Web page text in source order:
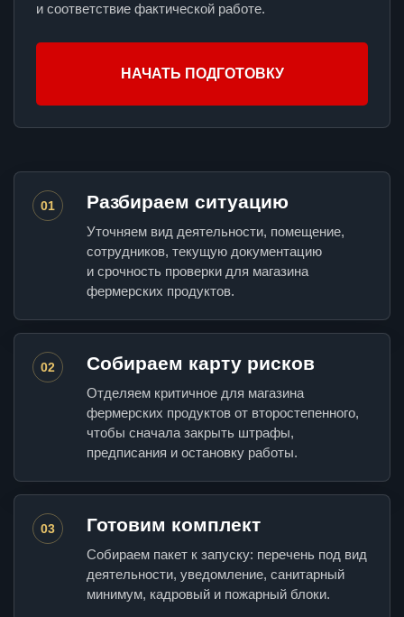
и соответствие фактической работе.
НАЧАТЬ ПОДГОТОВКУ
01 Разбираем ситуацию
Уточняем вид деятельности, помещение,
сотрудников, текущую документацию
и срочность проверки для магазина
фермерских продуктов.
02 Собираем карту рисков
Отделяем критичное для магазина
фермерских продуктов от второстепенного,
чтобы сначала закрыть штрафы,
предписания и остановку работы.
03 Готовим комплект
Собираем пакет к запуску: перечень под вид
деятельности, уведомление, санитарный
минимум, кадровый и пожарный блоки.